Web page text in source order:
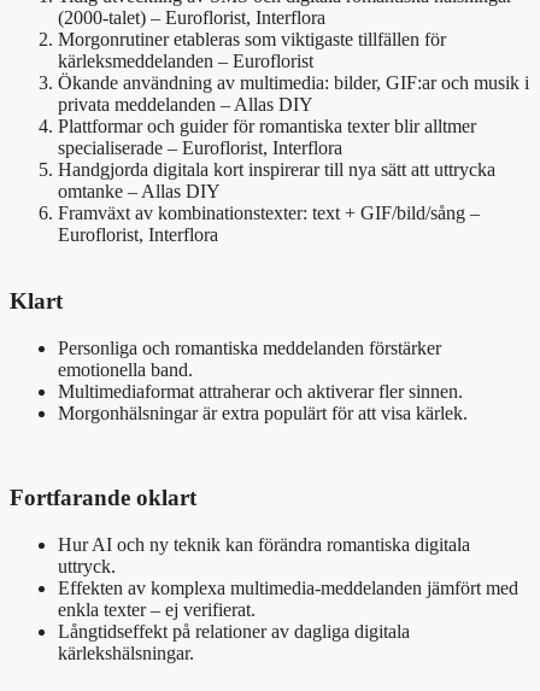
(2000-talet) – Euroflorist, Interflora
Morgonrutiner etableras som viktigaste tillfällen för
kärleksmeddelanden – Euroflorist
Ökande användning av multimedia: bilder, GIF:ar och musik i
privata meddelanden – Allas DIY
Plattformar och guider för romantiska texter blir alltmer
specialiserade – Euroflorist, Interflora
Handgjorda digitala kort inspirerar till nya sätt att uttrycka
omtanke – Allas DIY
Framväxt av kombinationstexter: text + GIF/bild/sång –
Euroflorist, Interflora
Klart
Personliga och romantiska meddelanden förstärker
emotionella band.
Multimediaformat attraherar och aktiverar fler sinnen.
Morgonhälsningar är extra populärt för att visa kärlek.
Fortfarande oklart
Hur AI och ny teknik kan förändra romantiska digitala
uttryck.
Effekten av komplexa multimedia-meddelanden jämfört med
enkla texter – ej verifierat.
Långtidseffekt på relationer av dagliga digitala
kärlekshälsningar.